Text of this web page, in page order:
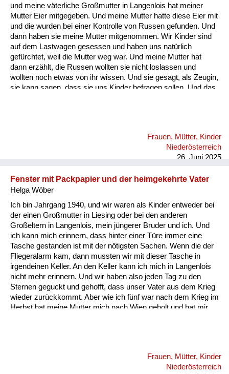
und meine väterliche Großmutter in Langenlois hat meiner
Mutter Eier mitgegeben. Und meine Mutter hatte diese Eier mit
und die wurden bei einer Kontrolle von Russen gefunden. Und
dann haben sie meine Mutter mitgenommen. Wir Kinder sind
auf dem Lastwagen gesessen und haben uns natürlich
gefürchtet, weil die Mutter weg war. Und meine Mutter hat
dann erzählt, die Russen wollten sie nicht loslassen und
wollten noch etwas von ihr wissen. Und sie gesagt, als Zeugin,
sie kann sagen, dass sie uns Kinder befragen sollen. Und das
habe, kann ich mich erinnern, dass Zimmer voller Wanzen
waren und die wurden ganz einfach mit DDT beseitigt.
Frauen, Mütter, Kinder
Niederösterreich
26. Juni 2025
Fenster mit Packpapier und der heimgekehrte Vater
Helga Wöber
Ich bin Jahrgang 1940, und wir waren als Kinder entweder bei
der einen Großmutter in Liesing oder bei den anderen
Großeltern in Langenlois, mein jüngerer Bruder und ich. Und
ich kann mich erinnern, dass hinter einer Türe immer eine
Tasche gestanden ist mit der nötigsten Sachen. Wenn die der
Fliegeralarm kam, dann mussten wir mit dieser Tasche in
irgendeinen Keller. An den Keller kann ich mich in Langenlois
nicht mehr erinnern. Und wir haben also jeden Tag zu den
Sternen geguckt und gehofft, dass unser Vater aus dem Krieg
wieder zurückkommt. Aber wie ich fünf war nach dem Krieg im
Herbst hat meine Mutter mich nach Wien geholt und hat mir
verklebten Fenstern habe ich eigentlich in all diesen
Geschichten nichts gehört. Mitgedacht. Das muss ich
Frauen, Mütter, Kinder
Niederösterreich